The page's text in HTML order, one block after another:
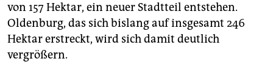
genossenschaft
epaper login
von 157 Hektar, ein neuer Stadtteil entstehen.
Oldenburg, das sich bislang auf insgesamt 246
Hektar erstreckt, wird sich damit deutlich
vergrößern.